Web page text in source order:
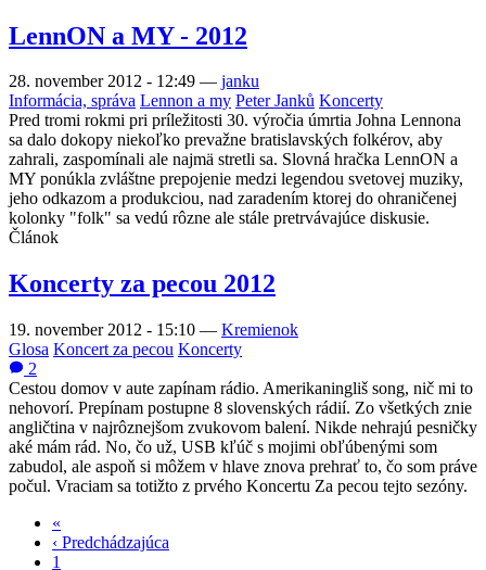
LennON a MY - 2012
28. november 2012 - 12:49 — janku
Informácia, správa Lennon a my Peter Janků Koncerty
Pred tromi rokmi pri príležitosti 30. výročia úmrtia Johna Lennona
sa dalo dokopy niekoľko prevažne bratislavských folkérov, aby
zahrali, zaspomínali ale najmä stretli sa. Slovná hračka LennON a
MY ponúkla zvláštne prepojenie medzi legendou svetovej muziky,
jeho odkazom a produkciou, nad zaradením ktorej do ohraničenej
kolonky "folk" sa vedú rôzne ale stále pretrvávajúce diskusie.
Článok
Koncerty za pecou 2012
19. november 2012 - 15:10 — Kremienok
Glosa Koncert za pecou Koncerty
2
Cestou domov v aute zapínam rádio. Amerikaningliš song, nič mi to
nehovorí. Prepínam postupne 8 slovenských rádií. Zo všetkých znie
angličtina v najrôznejšom zvukovom balení. Nikde nehrajú pesničky
aké mám rád. No, čo už, USB kľúč s mojimi obľúbenými som
zabudol, ale aspoň si môžem v hlave znova prehrať to, čo som práve
počul. Vraciam sa totižto z prvého Koncertu Za pecou tejto sezóny.
Stránkovanie
«
strana
‹ Predchádzajúca
1